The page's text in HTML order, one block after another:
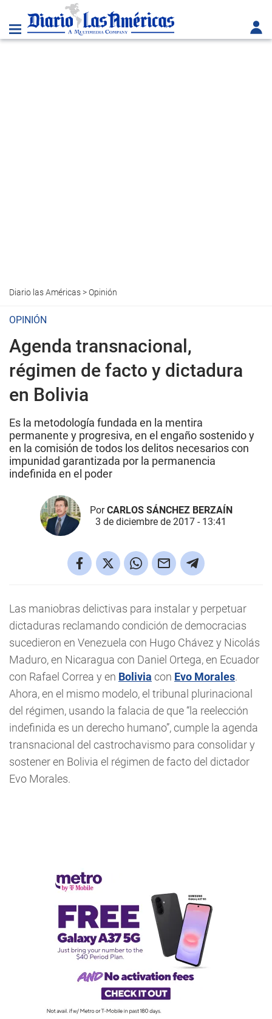
Diario las Américas>Opinión
OPINIÓN
Agenda transnacional,
régimen de facto y dictadura
en Bolivia
Es la metodología fundada en la mentira
permanente y progresiva, en el engaño sostenido y
en la comisión de todos los delitos necesarios con
impunidad garantizada por la permanencia
indefinida en el poder
PorCARLOS SÁNCHEZ BERZAÍN
3 de diciembre de 2017 - 13:41
Las maniobras delictivas para instalar y perpetuar
dictaduras reclamando condición de democracias
sucedieron en Venezuela con Hugo Chávez y Nicolás
Maduro, en Nicaragua con Daniel Ortega, en Ecuador
con Rafael Correa y en Bolivia con Evo Morales.
Ahora, en el mismo modelo, el tribunal plurinacional
del régimen, usando la falacia de que “la reelección
indefinida es un derecho humano”, cumple la agenda
transnacional del castrochavismo para consolidar y
sostener en Bolivia el régimen de facto del dictador
Evo Morales.